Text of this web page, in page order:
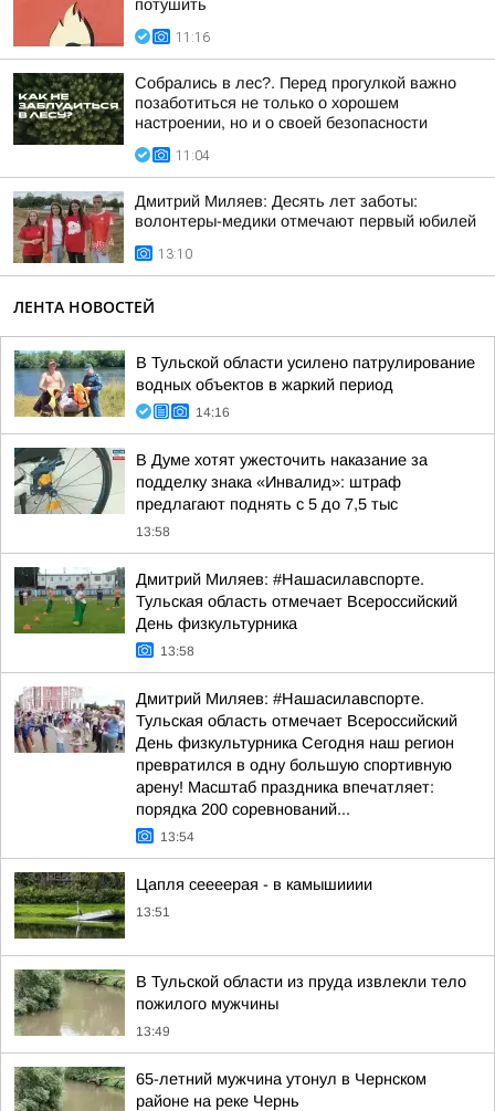
потушить
11:16
Собрались в лес?. Перед прогулкой важно
позаботиться не только о хорошем
настроении, но и о своей безопасности
11:04
Дмитрий Миляев: Десять лет заботы:
волонтеры-медики отмечают первый юбилей
13:10
ЛЕНТА НОВОСТЕЙ
В Тульской области усилено патрулирование
водных объектов в жаркий период
14:16
В Думе хотят ужесточить наказание за
подделку знака «Инвалид»: штраф
предлагают поднять с 5 до 7,5 тыс
13:58
Дмитрий Миляев: #Нашасилавспорте.
Тульская область отмечает Всероссийский
День физкультурника
13:58
Дмитрий Миляев: #Нашасилавспорте.
Тульская область отмечает Всероссийский
День физкультурника Сегодня наш регион
превратился в одну большую спортивную
арену! Масштаб праздника впечатляет:
порядка 200 соревнований...
13:54
Цапля сеееерая - в камышииии
13:51
В Тульской области из пруда извлекли тело
пожилого мужчины
13:49
65-летний мужчина утонул в Чернском
районе на реке Чернь